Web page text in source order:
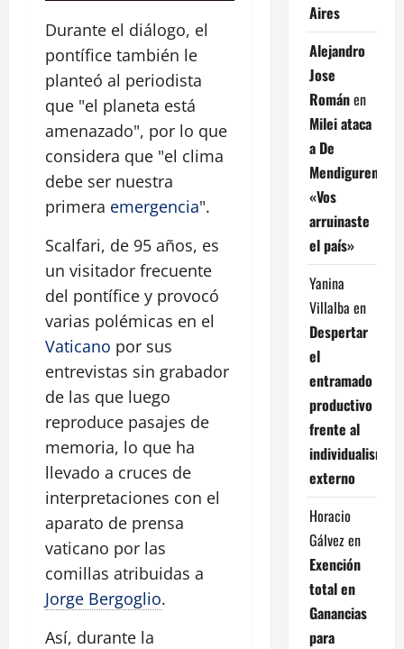
Durante el diálogo, el
pontífice también le
planteó al periodista
que "el planeta está
amenazado", por lo que
considera que "el clima
debe ser nuestra
primera emergencia".
Scalfari, de 95 años, es
un visitador frecuente
del pontífice y provocó
varias polémicas en el
Vaticano por sus
entrevistas sin grabador
de las que luego
reproduce pasajes de
memoria, lo que ha
llevado a cruces de
interpretaciones con el
aparato de prensa
vaticano por las
comillas atribuidas a
Jorge Bergoglio.
Así, durante la
Aires
Alejandro
Jose
Románen
Milei ataca
a De
Mendiguren:
«Vos
arruinaste
el país»
Yanina
Villalba en
Despertar
el
entramado
productivo
frente al
individualismo
externo
Horacio
Gálvezen
Exención
total en
Ganancias
para